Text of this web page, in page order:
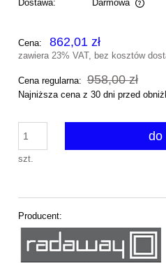
Dostawa:
Darmowa
Cena nie zawiera ewentualnych
Cena: 862,01 zł
zawiera 23% VAT, bez kosztów
Cena regularna: 958,00 zł
Najniższa cena z 30 dni przed
szt.
do
Producent: